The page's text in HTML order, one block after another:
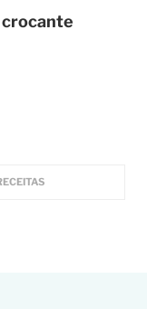
crocante